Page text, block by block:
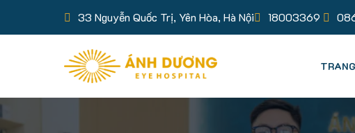
33 Nguyễn Quốc Trị, Yên Hòa, Hà Nội 18003369